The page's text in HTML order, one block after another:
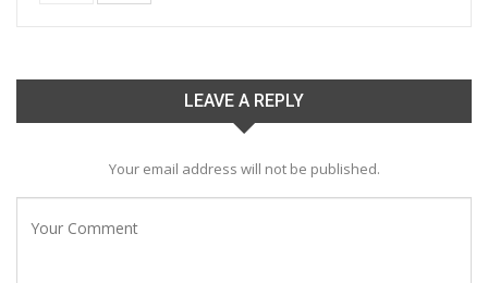
LEAVE A REPLY
Your email address will not be published.